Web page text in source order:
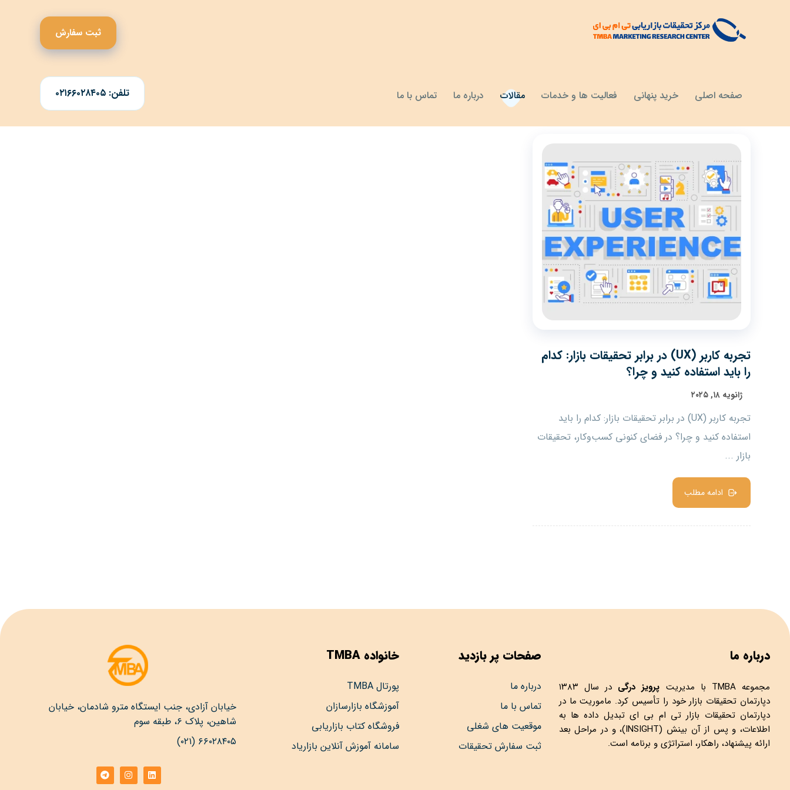
صفحه اصلی خرید پنهانی فعالیت ها و خدمات مقالات درباره ما تماس با ما
ثبت سفارش
تلفن: ۰۲۱۶۶۰۲۸۴۰۵
تجربه کاربر (UX) در برابر تحقیقات بازار: کدام
را باید استفاده کنید و چرا؟
ژانویه ۱۸, ۲۰۲۵
تجربه کاربر (UX) در برابر تحقیقات بازار: کدام را باید
استفاده کنید و چرا؟ در فضای کنونی کسب‌وکار، تحقیقات
بازار ...
ادامه مطلب
درباره ما
مجموعهTMBA با مدیریت پرویز درگی
در سال ۱۳۸۳
دپارتمان تحقیقات بازار خود را تأسیس کرد. ماموریت ما در
دپارتمان تحقیقات بازار تی ام بی ای تبدیل داده ها به
اطلاعات، و پس از آن بینش (INSIGHT)، و در مراحل بعد
ارائه پیشنهاد، راهکار، استراتژی و برنامه است.
صفحات پر بازدید
درباره ما
تماس با ما
موقعیت های شغلی
ثبت سفارش تحقیقات
خانواده TMBA
پورتال TMBA
آموزشگاه بازارسازان
فروشگاه کتاب بازاریابی
سامانه آموزش آنلاین بازاریاد
خیابان آزادی، جنب ایستگاه مترو شادمان، خیابان
شاهین، پلاک ۶، طبقه سوم
۶۶۰۲۸۴۰۵ (۰۲۱)